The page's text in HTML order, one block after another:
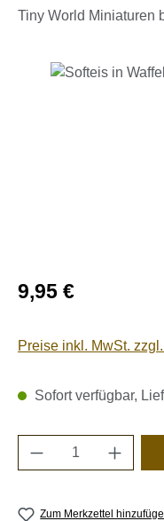
Tiny World Miniaturen
Bildergalerie
Regulärer Preis:
9,95 €
Preise inkl. MwSt.
Sofort verfügbar,
Produkt
Zum Merkzettel